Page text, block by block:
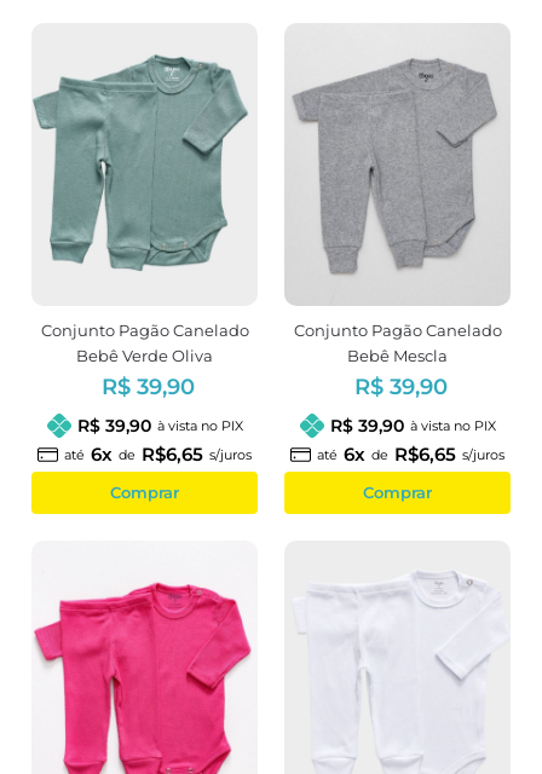
Conjunto Pagão Canelado
Bebê Verde Oliva
R$ 39,90
R$ 39,90 à vista no PIX
até 6x de R$6,65 s/juros
Comprar
Conjunto Pagão Canelado
Bebê Mescla
R$ 39,90
R$ 39,90 à vista no PIX
até 6x de R$6,65 s/juros
Comprar